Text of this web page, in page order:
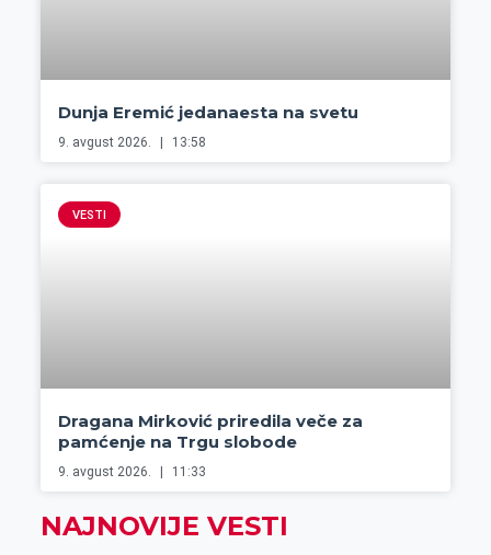
Dunja Eremić jedanaesta na svetu
9. avgust 2026. 13:58
VESTI
Dragana Mirković priredila veče za
pamćenje na Trgu slobode
9. avgust 2026. 11:33
NAJNOVIJE VESTI